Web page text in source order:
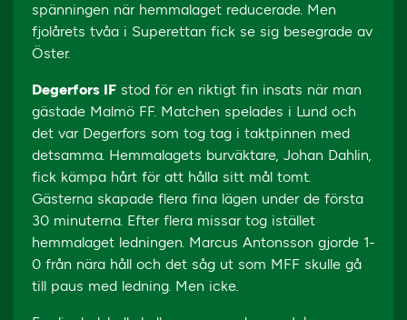
spänningen när hemmalaget reducerade. Men
fjolårets tvåa i Superettan fick se sig besegrade av
Öster.
Degerfors IF stod för en riktigt fin insats när man
gästade Malmö FF. Matchen spelades i Lund och
det var Degerfors som tog tag i taktpinnen med
detsamma. Hemmalagets burväktare, Johan Dahlin,
fick kämpa hårt för att hålla sitt mål tomt.
Gästerna skapade flera fina lägen under de första
30 minuterna. Efter flera missar tog istället
hemmalaget ledningen. Marcus Antonsson gjorde 1-
0 från nära håll och det såg ut som MFF skulle gå
till paus med ledning. Men icke.